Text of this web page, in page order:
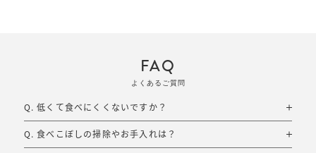
食事を楽しめます。食後もそのまま、同じ場所でくつろげま
FAQ
よくあるご質問
Q. 低くて食べにくくないですか？
Q. 食べこぼしの掃除やお手入れは？